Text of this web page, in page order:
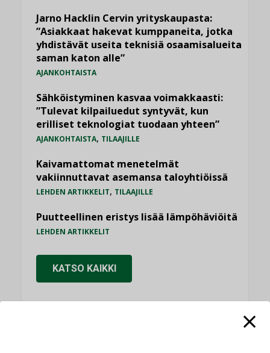
Jarno Hacklin Cervin yrityskaupasta:
”Asiakkaat hakevat kumppaneita, jotka
yhdistävät useita teknisiä osaamisalueita
saman katon alle”
AJANKOHTAISTA
Sähköistyminen kasvaa voimakkaasti:
”Tulevat kilpailuedut syntyvät, kun
erilliset teknologiat tuodaan yhteen”
AJANKOHTAISTA, TILAAJILLE
Kaivamattomat menetelmät
vakiinnuttavat asemansa taloyhtiöissä
LEHDEN ARTIKKELIT, TILAAJILLE
Puutteellinen eristys lisää lämpöhäviöitä
LEHDEN ARTIKKELIT
KATSO KAIKKI